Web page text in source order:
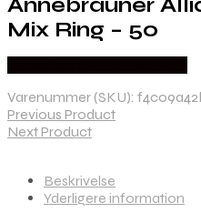
Annebrauner
Mix Ring – 50
Varenummer (SKU):
Previous Product
Next Product
Beskrivelse
Yderligere information